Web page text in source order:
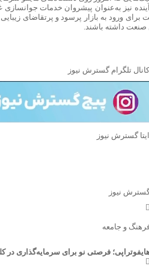
نیز به‌عنوان پیشروان خدمات
برای ورود به بازار پرسود و پرتقاضای
صنعت داشته باشند.
نیوز
و جامعه
فرصتی نو برای سرمایه‌گذاری در